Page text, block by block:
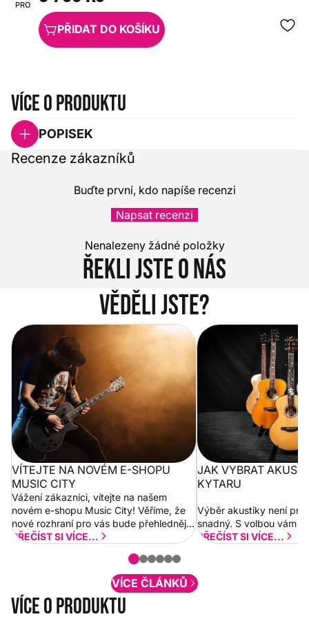
PRO
PŘIDAT DO KOŠÍKU
Více o produktu
POPISEK
Recenze zákazníků
Buďte první, kdo napíše recenzi
Napsat recenzi
Nenalezeny žádné položky
Řekli jste o nás
Věděli jste?
Vítejte na novém e-shopu Music
City
VÍTEJTE NA NOVÉM E-SHOPU
MUSIC CITY
Vážení zákazníci, vítejte na našem
novém e-shopu Music City! Věříme, že
nové rozhraní pro vás bude přehlednější
a rychlejší. Postupně budeme přidávat
PŘEČÍST SI VÍCE...
Jak vybrat
JAK VYBRAT
KYTARU
Výběr akustiky není pro
snadný. S volbou vám
PŘEČÍST SI VÍCE...
VÍCE ČLÁNKŮ
Více o produktu